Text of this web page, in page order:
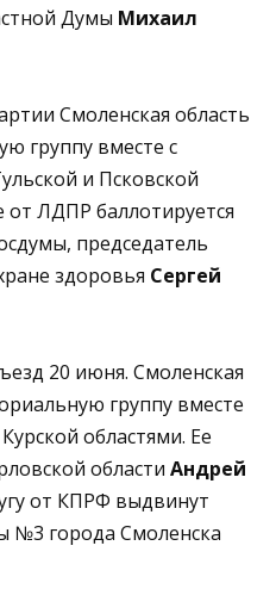
Думы Михаил
Смоленская область
группу вместе с
и Псковской
от ЛДПР баллотируется
председатель
здоровья Сергей
20 июня. Смоленская
группу вместе
областями. Ее
области Андрей
от КПРФ выдвинут
№3 города Смоленска